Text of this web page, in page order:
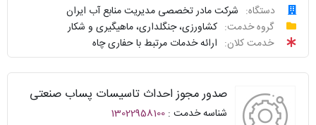
سامانه
خدمات
دولت
توافقنامه
نظرسنجی
دستگاه:
شرکت مادر تخصصی مدیریت منابع آب ایران
گروه خدمت:
کشاورزی، جنگلداری، ماهیگیری و شکار
خدمت کلان:
ارائه خدمات مرتبط با حفاری چاه
درخواست
پیگیری
واحد
صدور مجوز احداث تاسیسات پساب صنعتی
شناسه خدمت : 13022958100